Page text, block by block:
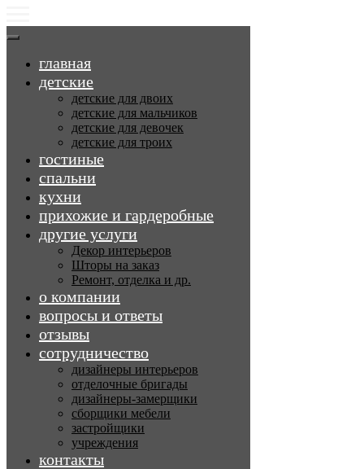
главная
детские
детские для двоих
детские для мальчиков
детские для девочек
детские для троих
гостиные
спальни
кухни
прихожие и гардеробные
другие услуги
Декор интерьеров
Шторы на заказ
Ремонт, отделка и др.
о компании
вопросы и ответы
отзывы
сотрудничество
дизайнеры интерьеров
отделочные бригады
дизайнеры-замерщики
сборщики мебели
застройщики
учреждения
контакты